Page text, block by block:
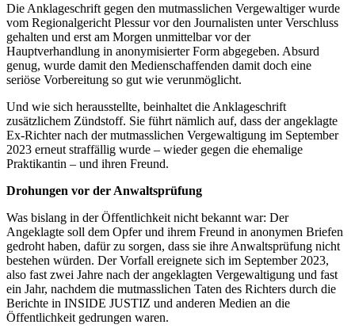
Die Anklageschrift gegen den mutmasslichen Vergewaltiger wurde
vom Regionalgericht Plessur vor den Journalisten unter Verschluss
gehalten und erst am Morgen unmittelbar vor der
Hauptverhandlung in anonymisierter Form abgegeben. Absurd
genug, wurde damit den Medienschaffenden damit doch eine
seriöse Vorbereitung so gut wie verunmöglicht.
Und wie sich herausstellte, beinhaltet die Anklageschrift
zusätzlichem Zündstoff. Sie führt nämlich auf, dass der angeklagte
Ex-Richter nach der mutmasslichen Vergewaltigung im September
2023 erneut straffällig wurde – wieder gegen die ehemalige
Praktikantin – und ihren Freund.
Drohungen vor der Anwaltsprüfung
Was bislang in der Öffentlichkeit nicht bekannt war: Der
Angeklagte soll dem Opfer und ihrem Freund in anonymen Briefen
gedroht haben, dafür zu sorgen, dass sie ihre Anwaltsprüfung nicht
bestehen würden. Der Vorfall ereignete sich im September 2023,
also fast zwei Jahre nach der angeklagten Vergewaltigung und fast
ein Jahr, nachdem die mutmasslichen Taten des Richters durch die
Berichte in INSIDE JUSTIZ und anderen Medien an die
Öffentlichkeit gedrungen waren.